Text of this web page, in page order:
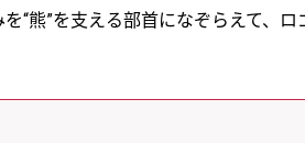
“熊”を支える部首になぞらえて、ロ